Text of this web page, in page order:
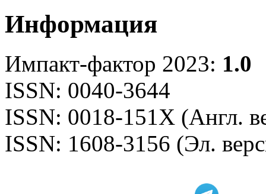
Информация
Импакт-фактор 2023: 1.0
ISSN: 0040-3644
ISSN: 0018-151X (Англ.
ISSN: 1608-3156 (Эл.